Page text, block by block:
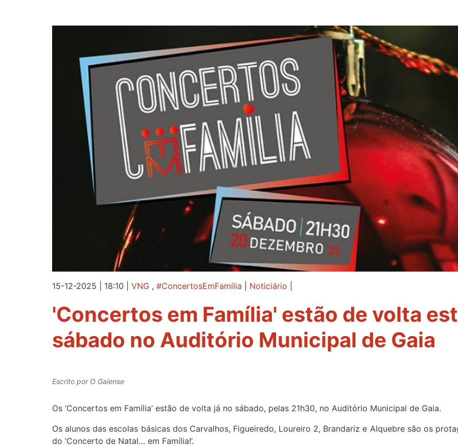
15-12-2025 | 18:10 VNG , #ConcertosEmFamília Noticiário
'Concertos em Família' estão de volta
sábado no Auditório Municipal de Gaia
Escrito por O Gaiense
Os ‘Concertos em Família’ estão de volta já no sábado, pelas 21h30, no Auditório Municipal de Gaia.
Os alunos das escolas básicas dos Carvalhos, Figueiredo, Loureiro 2, Brandariz e Alquebre são os
do ‘Concerto de Natal… em Família!’.